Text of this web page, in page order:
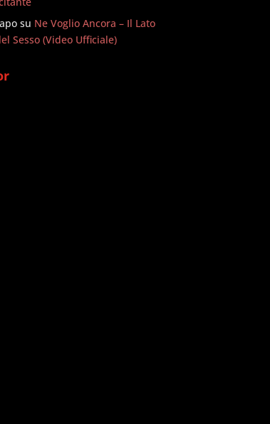
su Ne Voglio Ancora – Il Lato
Sesso (Video Ufficiale)